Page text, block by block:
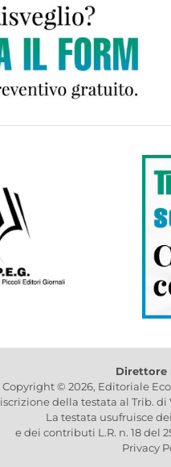
Direttore
Copyright © 2026, Editoriale
iscrizione della testata al Trib. di
La testata usufruisce
e dei contributi L.R. n. 18 del
Privacy